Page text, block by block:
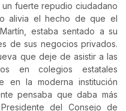
fuerte repudio ciudadano
alivia el hecho de que el
estaba sentado a su
de sus negocios privados.
que deje de asistir a las
en colegios estatales
en la moderna institución
pensaba que daba más
del Consejo de